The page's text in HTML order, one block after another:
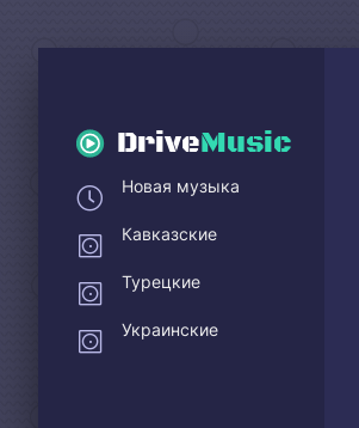
DriveMusic
Новая музыка
Кавказские
Турецкие
Украинские